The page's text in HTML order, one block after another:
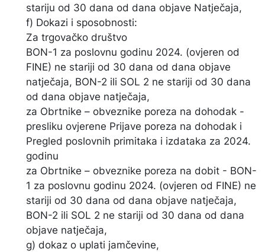
stariju od 30 dana od dana objave Natječaja,
f) Dokazi i sposobnosti:
Za trgovačko društvo
BON-1 za poslovnu godinu 2024. (ovjeren od
FINE) ne stariji od 30 dana od dana objave
natječaja, BON-2 ili SOL 2 ne stariji od 30 dana
od dana objave natječaja,
za Obrtnike – obveznike poreza na dohodak -
presliku ovjerene Prijave poreza na dohodak i
Pregled poslovnih primitaka i izdataka za 2024.
godinu
za Obrtnike – obveznike poreza na dobit - BON-
1 za poslovnu godinu 2024. (ovjeren od FINE) ne
stariji od 30 dana od dana objave natječaja,
BON-2 ili SOL 2 ne stariji od 30 dana od dana
objave natječaja,
g) dokaz o uplati jamčevine,